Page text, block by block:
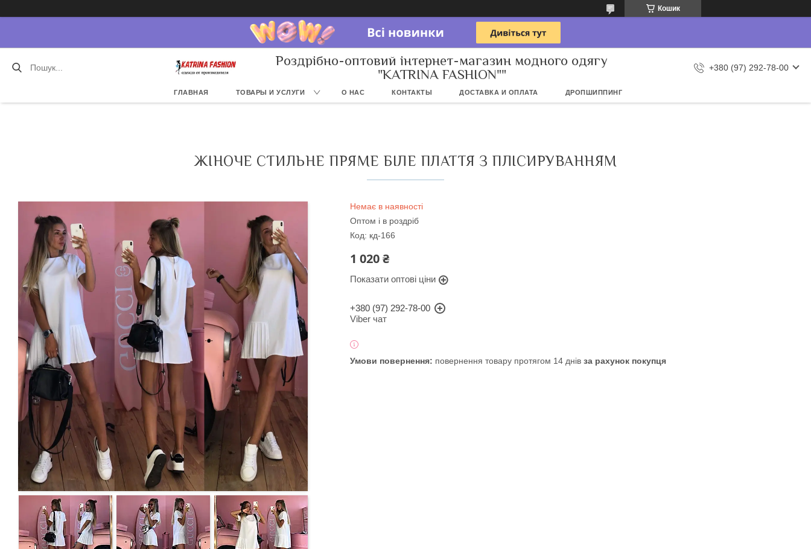
Кошик
Роздрібно-оптовий інтернет-магазин модного одягу
"KATRINA FASHION""
+380 (97) 292-78-00
ГЛАВНАЯ ТОВАРЫ И УСЛУГИ О НАС КОНТАКТЫ ДОСТАВКА И ОПЛАТА ДРОПШИППИНГ
ЖІНОЧЕ СТИЛЬНЕ ПРЯМЕ БІЛЕ ПЛАТТЯ З ПЛІСИРУВАННЯМ
Немає в наявності
Оптом і в роздріб
Код: кд-166
1 020 ₴
Показати оптові ціни
+380 (97) 292-78-00
Viber чат
повернення товару протягом 14 днів за рахунок покупця